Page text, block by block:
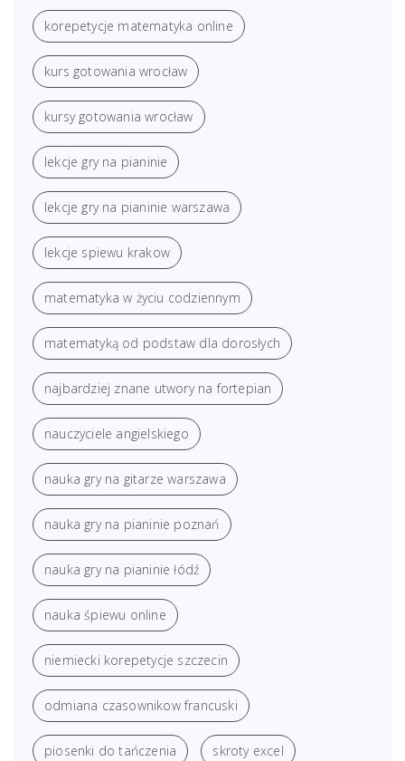
korepetycje matematyka online
kurs gotowania wrocław
kursy gotowania wrocław
lekcje gry na pianinie
lekcje gry na pianinie warszawa
lekcje spiewu krakow
matematyka w życiu codziennym
matematyką od podstaw dla dorosłych
najbardziej znane utwory na fortepian
nauczyciele angielskiego
nauka gry na gitarze warszawa
nauka gry na pianinie poznań
nauka gry na pianinie łódź
nauka śpiewu online
niemiecki korepetycje szczecin
odmiana czasownikow francuski
piosenki do tańczenia skroty excel